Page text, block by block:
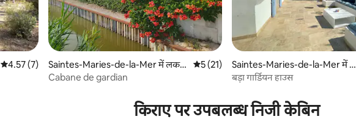
औसत रेटिंग 5 में से 4.57, 7 समीक्षाएँ
4.57 (7)
Saintes-Maries-de-la-Mer में लकड़ी
का केबिन
औसत रेटिंग 5 में से 5, 21 समीक्षाएँ
5 (21)
Cabane de gardian
Saintes-Maries-de-la-Mer में ल
कड़ी का केबिन
बड़ा गार्डियन हाउस
किराए पर उपबलब्ध निजी केबिन